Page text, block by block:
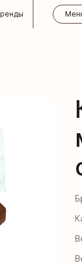
изделия
СНГ
фабрика
кондитерская